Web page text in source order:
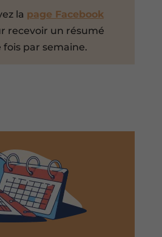
la page Facebook
recevoir un résumé
fois par semaine.